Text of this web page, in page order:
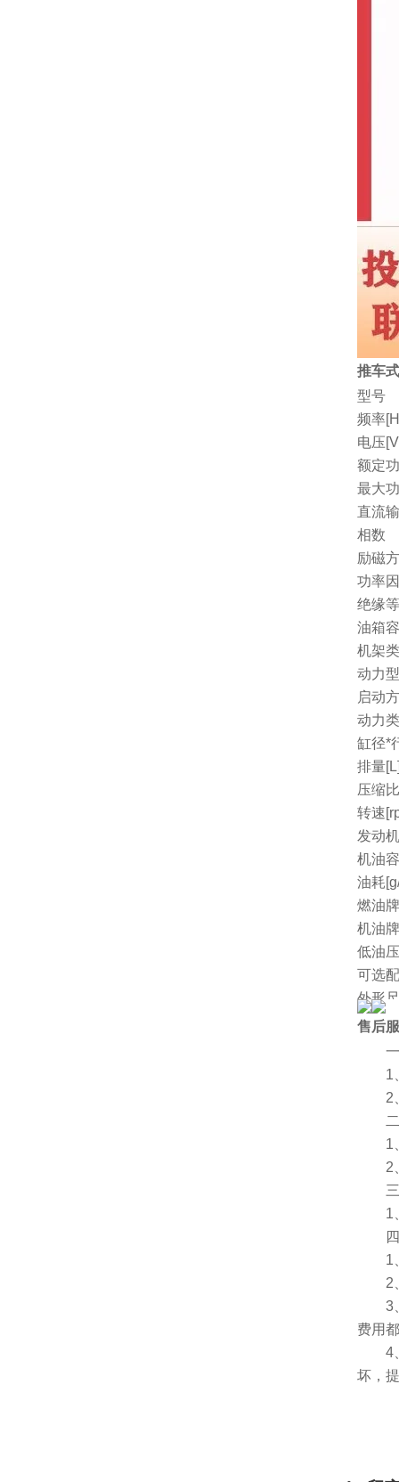
推车
型号
频率
电压
额定
最大
直流
相数
励磁
功率
绝缘
油箱
机架
动力
启动
动力
缸径*
排量
压缩比
转速
发动
机油
油耗
燃油
机油
低油
可选
外形
净重
售后
一
1、
2、
二
1、
2、
三
1、
四
1、
2、
3、
费用
4、
坏，